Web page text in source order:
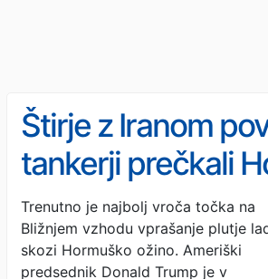
Štirje z Iranom
tankerji prečkali
ožino
Trenutno je najbolj vroča točka na
Bližnjem vzhodu vprašanje plutje
skozi Hormuško ožino. Ameriški
predsednik Donald Trump je v